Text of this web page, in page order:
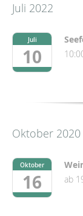
Juli 2022
Juli
10
Oktober 2020
Oktober
16
ab